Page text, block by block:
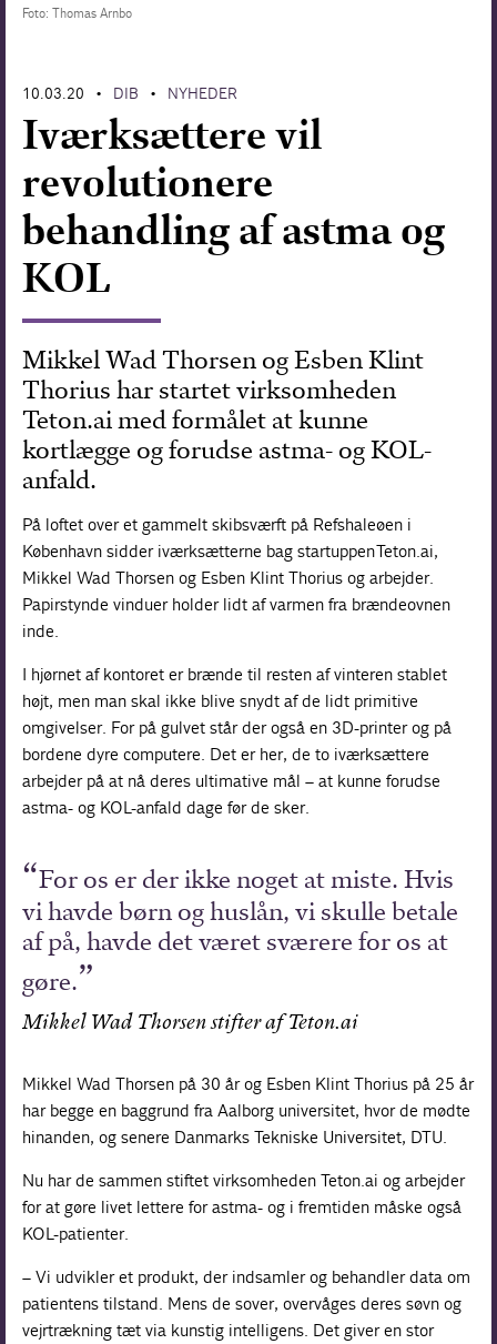
Foto: Thomas Arnbo
10.03.20 • DIB • NYHEDER
Iværksættere vil
revolutionere
behandling af astma og
KOL
Mikkel Wad Thorsen og Esben Klint
Thorius har startet virksomheden
Teton.ai med formålet at kunne
kortlægge og forudse astma- og KOL-
anfald.
På loftet over et gammelt skibsværft på Refshaleøen i
København sidder iværksætterne bag startuppen Teton.ai,
Mikkel Wad Thorsen og Esben Klint Thorius og arbejder.
Papirstynde vinduer holder lidt af varmen fra brændeovnen
inde.
I hjørnet af kontoret er brænde til resten af vinteren stablet
højt, men man skal ikke blive snydt af de lidt primitive
omgivelser. For på gulvet står der også en 3D-printer og på
bordene dyre computere. Det er her, de to iværksættere
arbejder på at nå deres ultimative mål – at kunne forudse
astma- og KOL-anfald dage før de sker.
For os er der ikke noget at miste. Hvis
vi havde børn og huslån, vi skulle betale
af på, havde det været sværere for os at
gøre.
Mikkel Wad Thorsen stifter af Teton.ai
Mikkel Wad Thorsen på 30 år og Esben Klint Thorius på 25 år
har begge en baggrund fra Aalborg universitet, hvor de mødte
hinanden, og senere Danmarks Tekniske Universitet, DTU.
Nu har de sammen stiftet virksomheden Teton.ai og arbejder
for at gøre livet lettere for astma- og i fremtiden måske også
KOL-patienter.
– Vi udvikler et produkt, der indsamler og behandler data om
patientens tilstand. Mens de sover, overvåges deres søvn og
vejrtrækning tæt via kunstig intelligens. Det giver en stor